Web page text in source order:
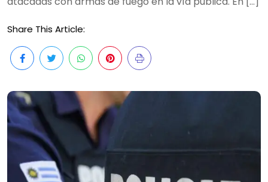
Share This Article: